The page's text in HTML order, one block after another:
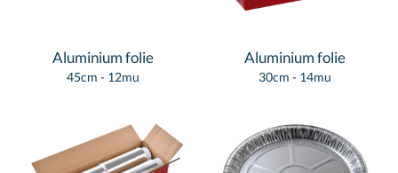
Aluminium folie
45cm - 12mu
Aluminium folie
30cm - 14mu